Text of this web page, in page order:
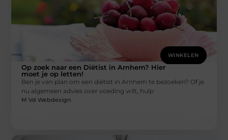
WINKELEN
Op zoek naar een Diëtist in Arnhem? Hier
moet je op letten!
Ben je van plan om een diëtist in Arnhem te bezoeken? Of je
nu algemeen advies over voeding wilt, hulp
M Vd Webdesign